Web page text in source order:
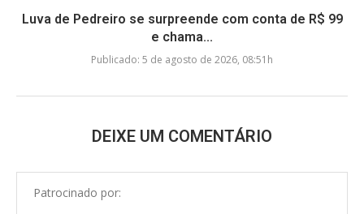
Luva de Pedreiro se surpreende com conta de R$ 99
e chama...
Publicado: 5 de agosto de 2026, 08:51h
DEIXE UM COMENTÁRIO